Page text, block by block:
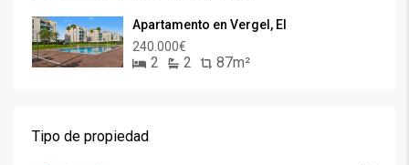
Apartamento en Vergel, El
240.000€
2 2 87m²
Tipo de propiedad